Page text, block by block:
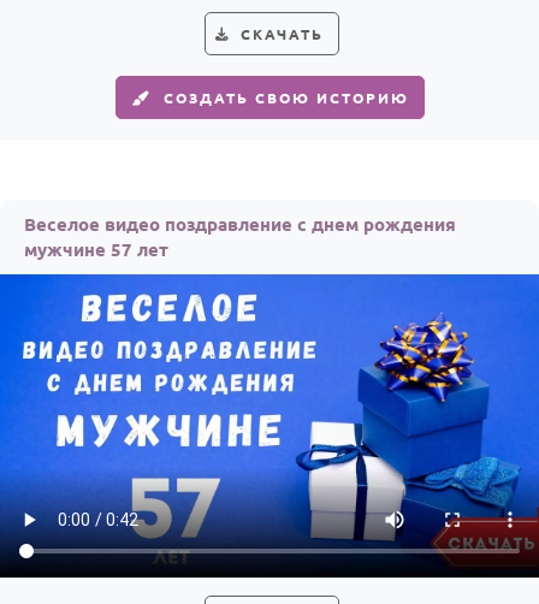
СКАЧАТЬ
СОЗДАТЬ СВОЮ ИСТОРИЮ
Веселое видео поздравление с днем рождения
мужчине 57 лет